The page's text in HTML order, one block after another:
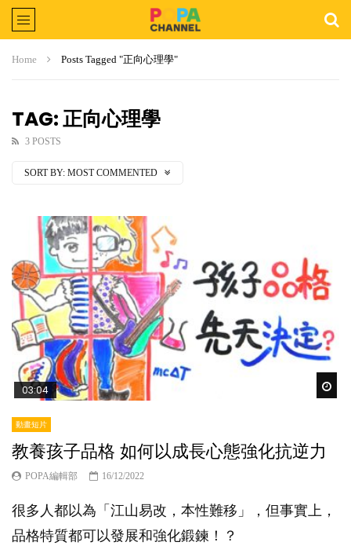
Home Posts Tagged "正向心理學"
TAG: 正向心理學
3 POSTS
SORT BY: MOST COMMENTED
03:04
動畫短片
教養孩子品格 如何以成長心態強化抗逆力
POPA編輯部 16/12/2022
很多人都以為「江山易改，本性難移」，但事實上，
品格特質都可以發展和強化鍛鍊！？